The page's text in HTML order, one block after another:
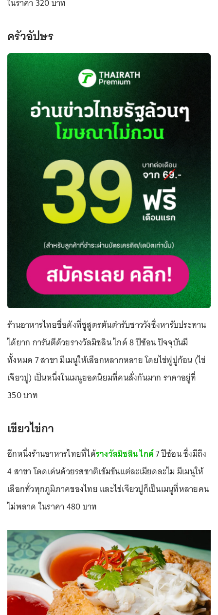
ในราคา 320 บาท
ครัวอัปษร
ร้านอาหารไทยชื่อดังที่ชูสูตรต้นตำรับชาววังซึ่งหารับประทาน
ได้ยาก การันตีด้วยรางวัลมิชลิน ไกด์ 8 ปีซ้อน ปัจจุบันมี
ทั้งหมด 7 สาขา มีเมนูให้เลือกหลากหลาย โดยไข่ฟูปูก้อน (ไข่
เจียวปู) เป็นหนึ่งในเมนูยอดนิยมที่คนสั่งกันมาก ราคาอยู่ที่
350 บาท
เขียวไข่กา
อีกหนึ่งร้านอาหารไทยที่ได้รางวัลมิชลิน ไกด์7 ปีซ้อน ซึ่งมีถึง
4 สาขา โดดเด่นด้วยรสชาติเข้มข้นแต่ละเมียดละไม มีเมนูให้
เลือกทั่วทุกภูมิภาคของไทย และไข่เจียวปูก็เป็นเมนูที่หลายคน
ไม่พลาด ในราคา 480 บาท